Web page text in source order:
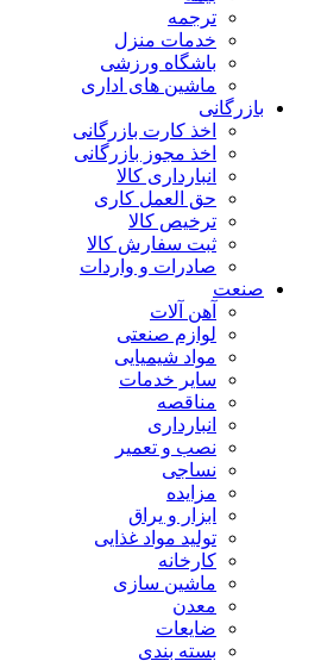
ترجمه
خدمات منزل
باشگاه ورزشی
ماشین های اداری
بازرگانی
اخذ کارت بازرگانی
اخذ مجوز بازرگانی
انبارداری کالا
حق العمل کاری
ترخیص کالا
ثبت سفارش کالا
صادرات و واردات
صنعت
آهن آلات
لوازم صنعتی
مواد شیمیایی
سایر خدمات
مناقصه
انبارداری
نصب و تعمیر
نساجی
مزایده
ابزار و یراق
تولید مواد غذایی
کارخانه
ماشین سازی
معدن
ضایعات
بسته بندی